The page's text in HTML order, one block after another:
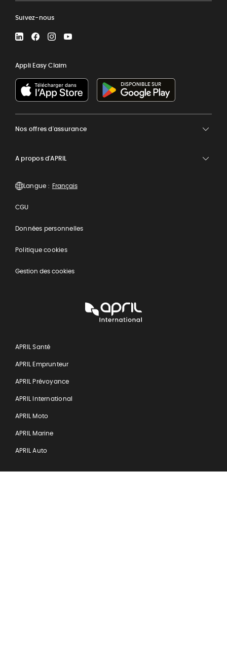
Suivez-nous
LinkedInFacebookInstagramYouTube
Appli Easy Claim
Nos offres d'assurance
A propos d'APRIL
Langue :
CGU
Données personnelles
Politique cookies
Gestion des cookies
International
APRIL Santé
APRIL Emprunteur
APRIL Prévoyance
APRIL International
APRIL Moto
APRIL Marine
APRIL Auto